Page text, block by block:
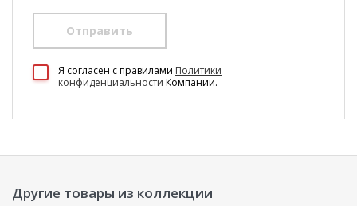
Отправить
Я согласен c правилами Политики
конфиденциальности Компании.
Другие товары из коллекции